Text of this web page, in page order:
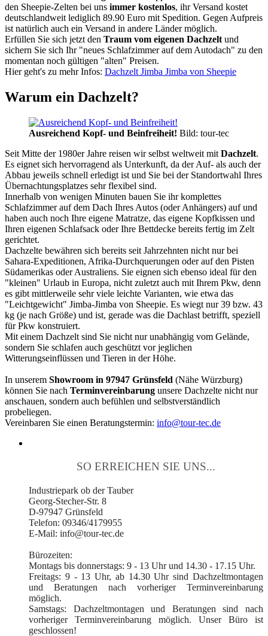
den Sheepie-Zelten bei uns immer kostenlos, ihr Versand kostet
deutschlandweit lediglich 89.90 Euro mit Spedition. Gegen Aufpreis
ist natürlich auch ein Versand in andere Länder möglich.
Erfüllen Sie sich jetzt den Traum vom eigenen Dachzelt und
sichern Sie sich Ihr "neues Schlafzimmer auf dem Autodach" zu den
momentan noch gültigen "alten" Preisen.
Hier geht's zu mehr Infos: Dachzelt Jimba Jimba von Sheepie
Warum ein Dachzelt?
Ausreichend Kopf- und Beinfreiheit! Bild: tour-tec
Seit Mitte der 1980er Jahre reisen wir selbst weltweit mit Dachzelt.
Es eignet sich hervorragend als Unterkunft, da der Auf- als auch der
Abbau jeweils schnell erledigt ist und Sie bei der Standortwahl Ihres
Übernachtungsplatzes sehr flexibel sind.
Innerhalb von wenigen Minuten bauen Sie ihr komplettes
Schlafzimmer auf dem Dach Ihres Autos (oder Anhängers) auf und
haben auch noch Ihre eigene Matratze, das eigene Kopfkissen und
Ihren eigenen Schlafsack oder Ihre Bettdecke bereits fertig im Zelt
gerichtet.
Dachzelte bewähren sich bereits seit Jahrzehnten nicht nur bei
Sahara-Expeditionen, Afrika-Durchquerungen oder auf den Pisten
Südamerikas oder Australiens. Sie eignen sich ebenso ideal für den
"kleinen" Urlaub in Europa, nicht zuletzt auch mit Ihrem Pkw, denn
es gibt mittlerweile sehr viele leichte Varianten, wie etwa das
"Leichtgewicht" Jimba-Jimba von Sheepie. Es wiegt nur 39 bzw. 43
kg (je nach Größe) und ist, gerade was die Dachlast betrifft, speziell
für Pkw konstruiert.
Mit einem Dachzelt sind Sie nicht nur unabhängig vom Gelände,
sondern Sie schlafen auch geschützt vor jeglichen
Witterungseinflüssen und Tieren in der Höhe.
In unserem Showroom in 97947 Grünsfeld (Nähe Würzburg)
können Sie nach Terminvereinbarung unsere Dachzelte nicht nur
anschauen, sondern auch befühlen und selbstverständlich
probeliegen.
Vereinbaren Sie einen Beratungstermin: info@tour-tec.de
SO ERREICHEN SIE UNS...
Industriepark ob der Tauber
Georg-Stecher-Str. 8
D-97947 Grünsfeld
Telefon: 09346/4179955
E-Mail: info@tour-tec.de
Bürozeiten:
Montags bis donnerstags: 9 - 13 Uhr und 14.30 - 17.15 Uhr.
Freitags: 9 - 13 Uhr, ab 14.30 Uhr sind Dachzeltmontagen
und Beratungen nach vorheriger Terminvereinbarung
möglich.
Samstags: Dachzeltmontagen und Beratungen sind nach
vorheriger Terminvereinbarung möglich. Unser Büro ist
geschlossen!